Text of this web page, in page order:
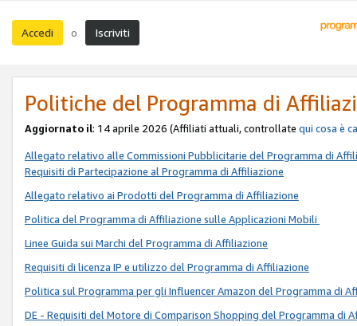
Accedi o Iscriviti
Politiche del Programma di
Aggiornato il: 14 aprile 2026 (Affiliati attuali, controllate qui cosa è
Allegato relativo alle Commissioni Pubblicitarie del Programma di
Requisiti di Partecipazione al Programma di Affiliazione
Allegato relativo ai Prodotti del Programma di Affiliazione
Politica del Programma di Affiliazione sulle Applicazioni Mobili
Linee Guida sui Marchi del Programma di Affiliazione
Requisiti di licenza IP e utilizzo del Programma di Affiliazione
Politica sul Programma per gli Influencer Amazon del Programma di
DE - Requisiti del Motore di Comparison Shopping del Programma di